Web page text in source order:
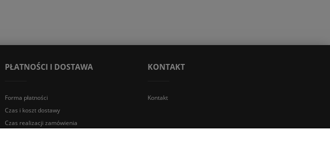
PŁATNOŚCI I DOSTAWA
Forma płatności
Czas i koszt dostawy
Czas realizacji zamówienia
KONTAKT
Kontakt
600 012 164 lub 600 012 159 | TGS Przemysław Stoń | NIP: 6312213594 | REGON: 276403698